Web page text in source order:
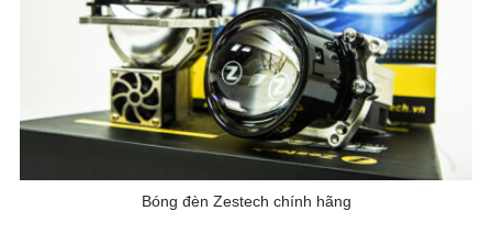
Bóng đèn Zestech chính hãng